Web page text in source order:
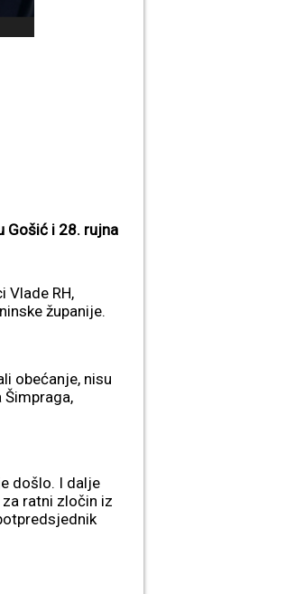
Gošić i 28. rujna
Vlade RH,
županije.
obećanje, nisu
došlo. I dalje
ratni zločin iz